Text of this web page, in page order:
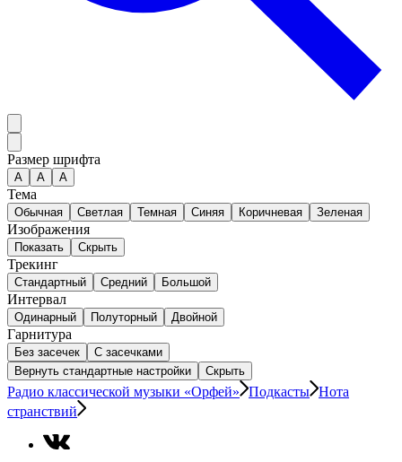
Размер шрифта
А A A
Тема
Обычная Светлая Темная Синяя Коричневая Зеленая
Изображения
Показать Скрыть
Трекинг
Стандартный Средний Большой
Интервал
Одинарный Полуторный Двойной
Гарнитура
Без засечек
С засечками
Вернуть стандартные настройки
Скрыть
Радио классической музыки «Орфей» Подкасты Нота
странствий